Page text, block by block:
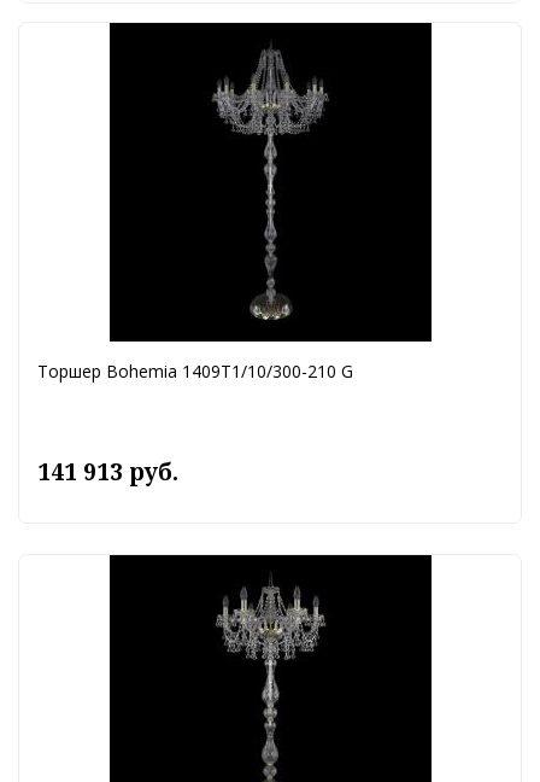
Торшер Bohemia 1409T1/10/300-210 G
141 913 руб.